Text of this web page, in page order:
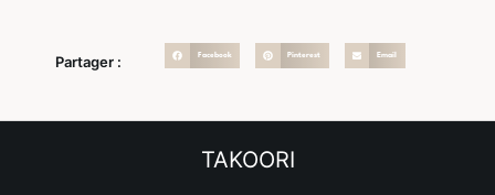
Partager : Facebook Pinterest Email
TAKOORI